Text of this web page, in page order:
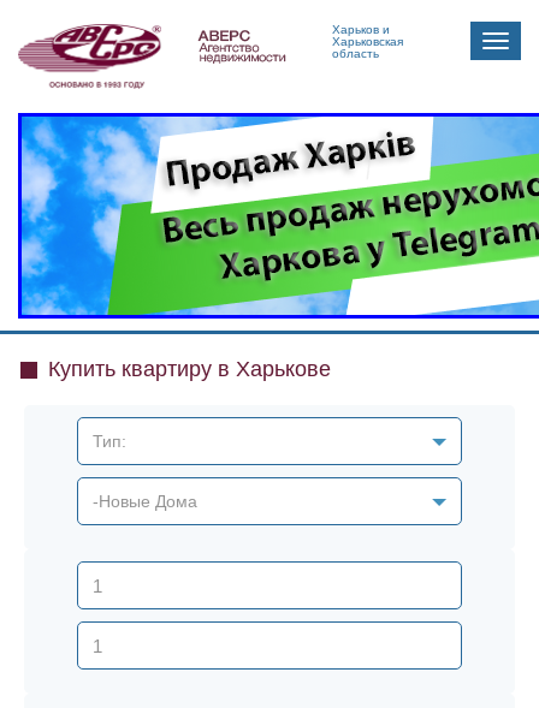
Харьков и
Харьковская
область
Toggle
Купить квартиру в Харькове
Тип:
-Новые Дома